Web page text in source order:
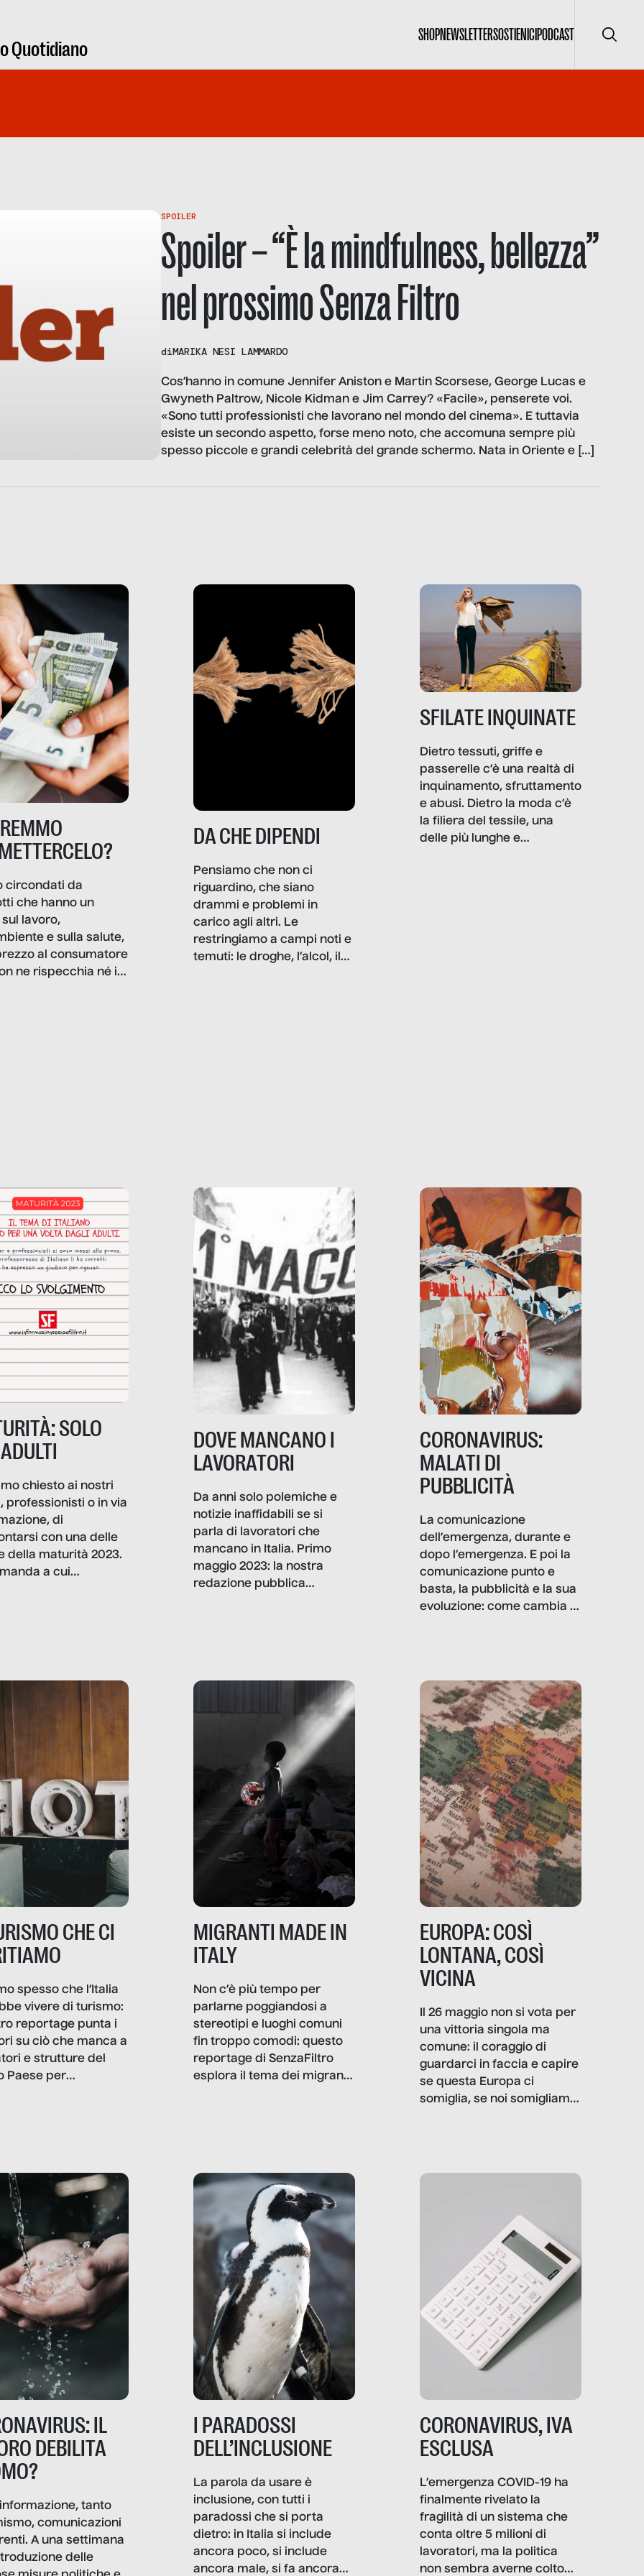
Quotidiano
SHOPNEWSLETTERSOSTIENICIPODCAST Cerca
SPOILER
Spoiler – “È la mindfulness, bellezza”
nel prossimo Senza Filtro
diMARIKA NESI LAMMARDO
Cos’hanno in comune Jennifer Aniston e Martin Scorsese, George Lucas e
Gwyneth Paltrow, Nicole Kidman e Jim Carrey? «Facile», penserete voi.
«Sono tutti professionisti che lavorano nel mondo del cinema». E tuttavia
esiste un secondo aspetto, forse meno noto, che accomuna sempre più
spesso piccole e grandi celebrità del grande schermo. Nata in Oriente e […]
circondati da
che hanno un
lavoro,
e sulla salute,
al consumatore
ne rispecchia né il
la nostra vita
DA CHE DIPENDI
Pensiamo che non ci
riguardino, che siano
drammi e problemi in
carico agli altri. Le
restringiamo a campi noti e
temuti: le droghe, l’alcol, il
come.
SFILATE INQUINATE
Dietro tessuti, griffe e
passerelle c’è una realtà di
inquinamento, sfruttamento
e abusi. Dietro la moda c’è
la filiera del tessile, una
delle più lunghe e
SOLO
chiesto ai nostri
professionisti o in via
di
con una delle
della maturità 2023.
a cui
DOVE MANCANO I
LAVORATORI
Da anni solo polemiche e
notizie inaffidabili se si
parla di lavoratori che
mancano in Italia. Primo
maggio 2023: la nostra
redazione pubblica
la sanità, la ristorazione,
la scuola, le fabbriche,
amministrazione, l’edilizia,
CORONAVIRUS:
MALATI DI
PUBBLICITÀ
La comunicazione
dell’emergenza, durante e
dopo l’emergenza. E poi la
comunicazione punto e
basta, la pubblicità e la sua
evoluzione: come cambia il
CHE CI
spesso che l’Italia
vivere di turismo:
reportage punta i
su ciò che manca a
e strutture del
Paese per
MIGRANTI MADE IN
ITALY
Non c’è più tempo per
parlarne poggiandosi a
stereotipi e luoghi comuni
fin troppo comodi: questo
reportage di SenzaFiltro
esplora il tema dei migranti
ripensano.
EUROPA: COSÌ
LONTANA, COSÌ
VICINA
Il 26 maggio non si vota per
una vittoria singola ma
comune: il coraggio di
guardarci in faccia e capire
se questa Europa ci
somiglia, se noi somigliamo
comunica, quanto vale […]
IL
DEBILITA
tanto
comunicazioni
A una settimana
delle
I PARADOSSI
DELL’INCLUSIONE
La parola da usare è
inclusione, con tutti i
paradossi che si porta
dietro: in Italia si include
ancora poco, si include
ancora male, si fa ancora
CORONAVIRUS, IVA
ESCLUSA
L’emergenza COVID-19 ha
finalmente rivelato la
fragilità di un sistema che
conta oltre 5 milioni di
lavoratori, ma la politica
non sembra averne colto